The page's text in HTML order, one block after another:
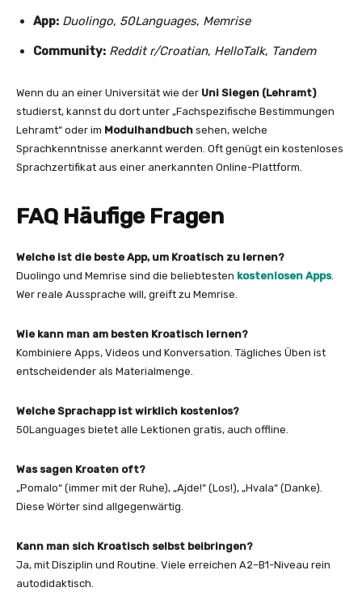
App: Duolingo, 50Languages, Memrise
Community: Reddit r/Croatian, HelloTalk, Tandem
Wenn du an einer Universität wie der Uni Siegen (Lehramt)
studierst, kannst du dort unter „Fachspezifische Bestimmungen
Lehramt“ oder im Modulhandbuch sehen, welche
Sprachkenntnisse anerkannt werden. Oft genügt ein kostenloses
Sprachzertifikat aus einer anerkannten Online-Plattform.
FAQ Häufige Fragen
Welche ist die beste App, um Kroatisch zu lernen?
Duolingo und Memrise sind die beliebtesten kostenlosen Apps.
Wer reale Aussprache will, greift zu Memrise.
Wie kann man am besten Kroatisch lernen?
Kombiniere Apps, Videos und Konversation. Tägliches Üben ist
entscheidender als Materialmenge.
Welche Sprachapp ist wirklich kostenlos?
50Languages bietet alle Lektionen gratis, auch offline.
Was sagen Kroaten oft?
„Pomalo“ (immer mit der Ruhe), „Ajde!“ (Los!), „Hvala“ (Danke).
Diese Wörter sind allgegenwärtig.
Kann man sich Kroatisch selbst beibringen?
Ja, mit Disziplin und Routine. Viele erreichen A2–B1-Niveau rein
autodidaktisch.